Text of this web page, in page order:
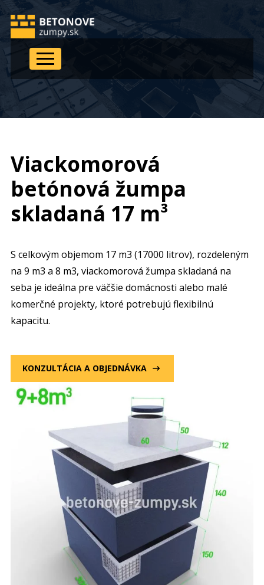
Viackomorová
betónová žumpa
skladaná 17 m³
S celkovým objemom 17 m3 (17000 litrov), rozdeleným
na 9 m3 a 8 m3, viackomorová žumpa skladaná na
seba je ideálna pre väčšie domácnosti alebo malé
komerčné projekty, ktoré potrebujú flexibilnú
kapacitu.
KONZULTÁCIA A OBJEDNÁVKA